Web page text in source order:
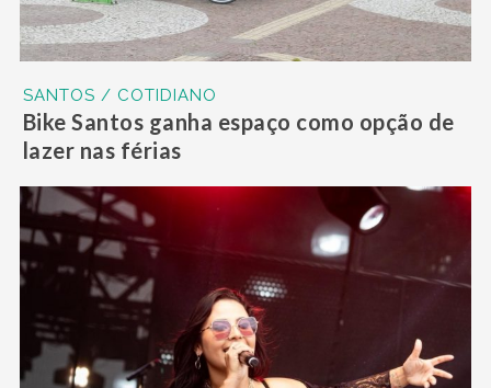
SANTOS / COTIDIANO
Bike Santos ganha espaço como opção de
lazer nas férias